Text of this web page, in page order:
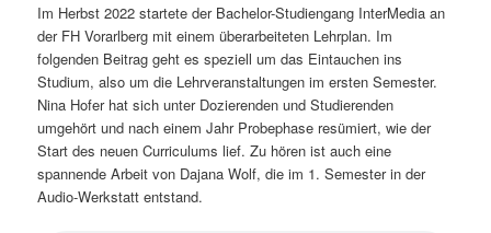
Im Herbst 2022 startete der Bachelor-Studiengang InterMedia an
der FH Vorarlberg mit einem überarbeiteten Lehrplan. Im
folgenden Beitrag geht es speziell um das Eintauchen ins
Studium, also um die Lehrveranstaltungen im ersten Semester.
Nina Hofer hat sich unter Dozierenden und Studierenden
umgehört und nach einem Jahr Probephase resümiert, wie der
Start des neuen Curriculums lief. Zu hören ist auch eine
spannende Arbeit von Dajana Wolf, die im 1. Semester in der
Audio-Werkstatt entstand.